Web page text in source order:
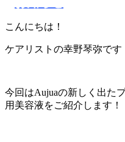
こんにちは！
ケアリストの幸野琴弥です
今回はAujuaの新しく出た
用美容液をご紹介します！